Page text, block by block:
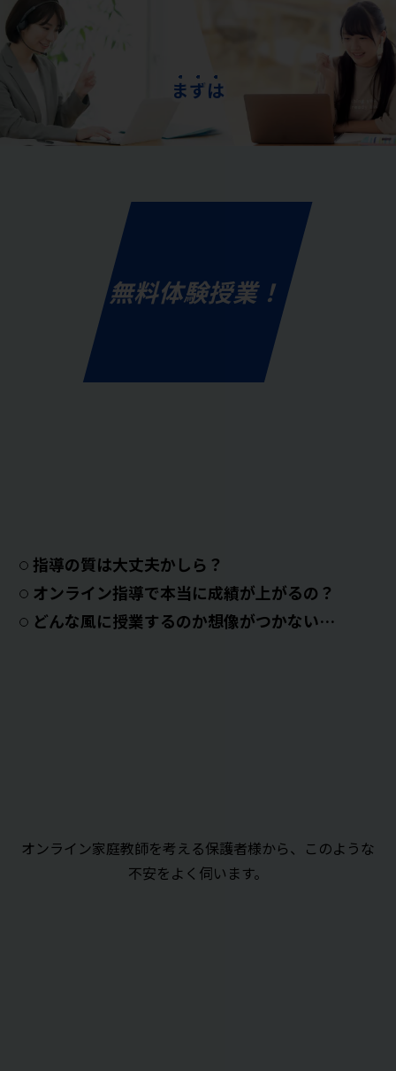
まず は
無料体験授業！
指導の質は大丈夫かしら？
オンライン指導で本当に成績が上がるの？
どんな風に授業するのか想像がつかない…
オンライン家庭教師を考える保護者様から、このような
不安をよく伺います。